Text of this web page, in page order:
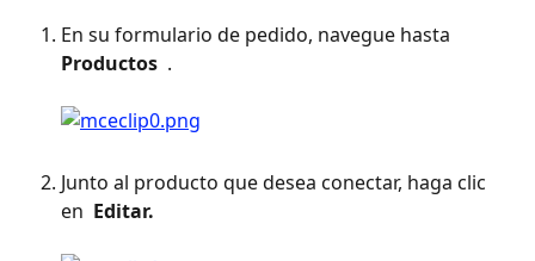
En su formulario de pedido, navegue hasta
Productos .
Junto al producto que desea conectar, haga clic
en Editar.